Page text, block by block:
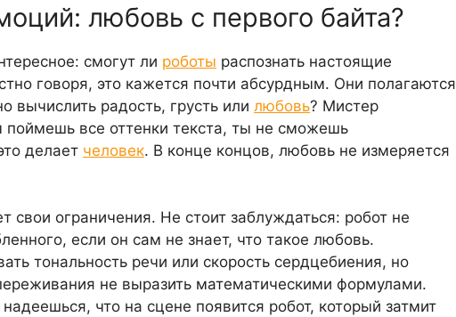
любовь с первого байта?
смогут ли роботы распознать настоящие
говоря, это кажется почти абсурдным. Они полагаются
вычислить радость, грусть или любовь? Мистер
поймешь все оттенки текста, ты не сможешь
делает человек. В конце концов, любовь не измеряется
ограничения. Не стоит заблуждаться: робот не
если он сам не знает, что такое любовь.
тональность речи или скорость сердцебиения, но
не выразить математическими формулами.
что на сцене появится робот, который затмит